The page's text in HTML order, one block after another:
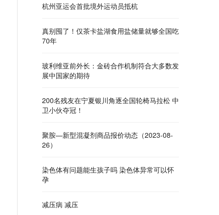
杭州亚运会首批境外运动员抵杭
真别囤了！仅茶卡盐湖食用盐储量就够全国吃
70年
玻利维亚前外长：金砖合作机制符合大多数发
展中国家的期待
200名残友在宁夏银川角逐全国轮椅马拉松 中
卫小伙夺冠！
聚胺—新型混凝剂商品报价动态（2023-08-
26）
染色体有问题能生孩子吗 染色体异常可以怀
孕
减压病 减压